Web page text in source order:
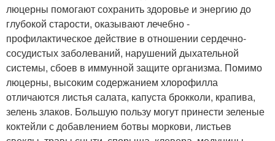
люцерны помогают сохранить здоровье и энергию до
глубокой старости, оказывают лечебно -
профилактическое действие в отношении сердечно-
сосудистых заболеваний, нарушений дыхательной
системы, сбоев в иммунной защите организма. Помимо
люцерны, высоким содержанием хлорофилла
отличаются листья салата, капуста брокколи, крапива,
зелень злаков. Большую пользу могут принести зеленые
коктейли с добавлением ботвы моркови, листьев